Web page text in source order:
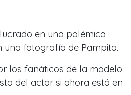
en una polémica
una fotografía de Pampita.
los fanáticos de la modelo
del actor si ahora está en